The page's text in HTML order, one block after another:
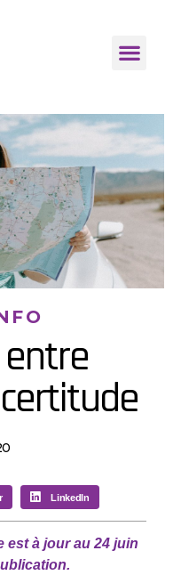
entre
LinkedIn
est à jour au 24 juin